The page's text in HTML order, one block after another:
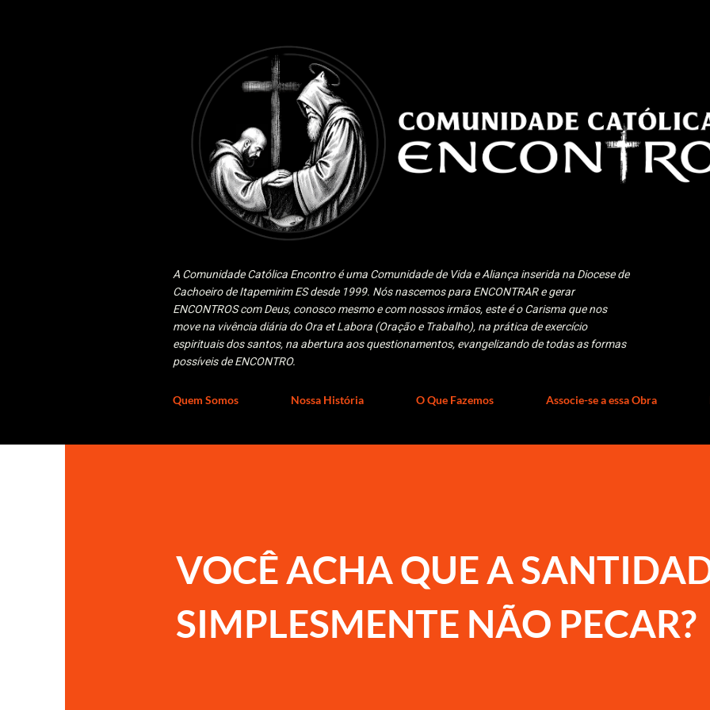
A Comunidade Católica Encontro é uma Comunidade de Vida e Aliança inserida na Diocese de
Cachoeiro de Itapemirim ES desde 1999. Nós nascemos para ENCONTRAR e gerar
ENCONTROS com Deus, conosco mesmo e com nossos irmãos, este é o Carisma que nos
move na vivência diária do Ora et Labora (Oração e Trabalho), na prática de exercício
espirituais dos santos, na abertura aos questionamentos, evangelizando de todas as formas
possíveis de ENCONTRO.
Quem Somos Nossa História O Que Fazemos Associe-se a essa Obra
VOCÊ ACHA QUE A
SIMPLESMENTE NÃO PECAR?